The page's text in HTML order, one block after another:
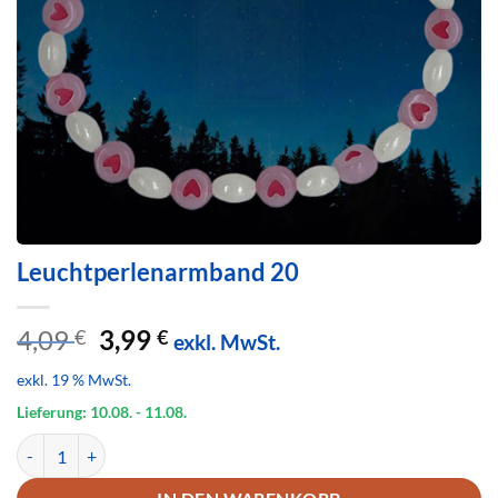
Leuchtperlenarmband 20
4,09€ Ursprünglicher
Preis
war:
4,09 €
3,99€Aktueller
3,99 €.
exkl. MwSt.
exkl. 19 % MwSt.
Lieferung: 10.08.- 11.08.
Leuchtperlenarmband 20 Menge